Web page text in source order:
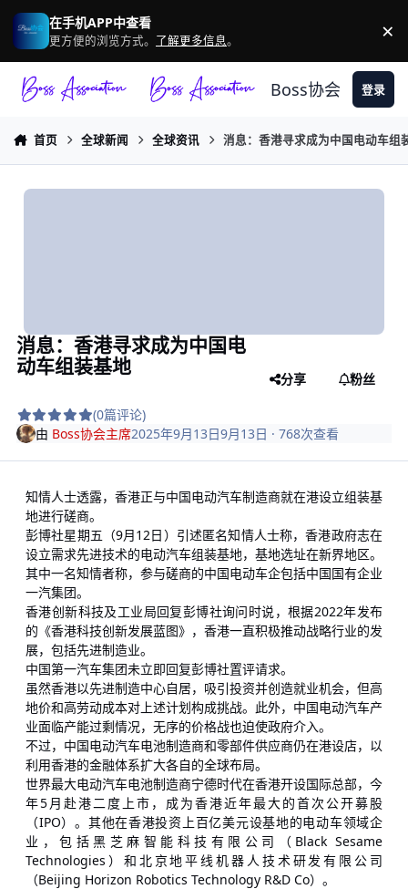
跳转到帖子
在手机APP中查看
更方便的浏览方式。 了解更多信息。 ×
Boss协会 登录
首页 全球新闻 全球资讯 消息：香港寻求成为中国电动车组
消息：香港寻求成为中国电
动车组装基地
(0篇评论)
分享 粉丝
由 Boss协会主席2025年9月13日9月13日 · 768次查看
知情人士透露，香港正与中国电动汽车制造商就在港设立组装基
地进行磋商。
彭博社星期五（9月12日）引述匿名知情人士称，香港政府志在
设立需求先进技术的电动汽车组装基地，基地选址在新界地区。
其中一名知情者称，参与磋商的中国电动车企包括中国国有企业
一汽集团。
香港创新科技及工业局回复彭博社询问时说，根据2022年发布
的《香港科技创新发展蓝图》，香港一直积极推动战略行业的发
展，包括先进制造业。
中国第一汽车集团未立即回复彭博社置评请求。
虽然香港以先进制造中心自居，吸引投资并创造就业机会，但高
地价和高劳动成本对上述计划构成挑战。此外，中国电动汽车产
业面临产能过剩情况，无序的价格战也迫使政府介入。
不过，中国电动汽车电池制造商和零部件供应商仍在港设店，以
利用香港的金融体系扩大各自的全球布局。
世界最大电动汽车电池制造商宁德时代在香港开设国际总部，今
年5月赴港二度上市，成为香港近年最大的首次公开募股
（IPO）。其他在香港投资上百亿美元设基地的电动车领域企
业，包括黑芝麻智能科技有限公司（Black Sesame
Technologies）和北京地平线机器人技术研发有限公司
（Beijing Horizon Robotics Technology R&D Co）。